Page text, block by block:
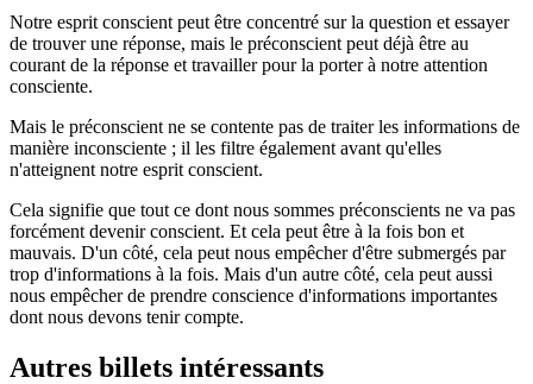
Notre esprit conscient peut être concentré sur la question et essayer
de trouver une réponse, mais le préconscient peut déjà être au
courant de la réponse et travailler pour la porter à notre attention
consciente.
Mais le préconscient ne se contente pas de traiter les informations de
manière inconsciente ; il les filtre également avant qu'elles
n'atteignent notre esprit conscient.
Cela signifie que tout ce dont nous sommes préconscients ne va pas
forcément devenir conscient. Et cela peut être à la fois bon et
mauvais. D'un côté, cela peut nous empêcher d'être submergés par
trop d'informations à la fois. Mais d'un autre côté, cela peut aussi
nous empêcher de prendre conscience d'informations importantes
dont nous devons tenir compte.
Autres billets intéressants